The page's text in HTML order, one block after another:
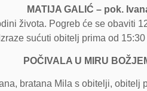
MATIJA GALIĆ – pok.
života. Pogreb će se obaviti
sućuti obitelj prima od
POČIVALA U MIRU
bratana Mila s obitelji,